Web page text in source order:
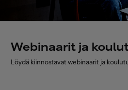
Minun Telia Yrityksille
Webinaarit ja
Löydä kiinnostavat webinaarit ja